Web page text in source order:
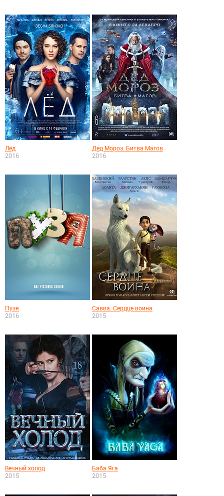
Лёд
2016
Дед Мороз. Битва Магов
2016
Пузя
2016
Савва. Сердце воина
2015
Вечный холод
2015
Баба Яга
2015